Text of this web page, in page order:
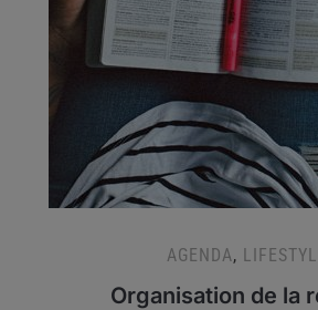
AGENDA,
Organisation de la